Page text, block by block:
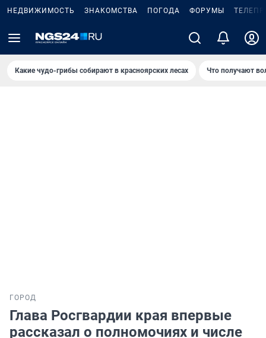
НЕДВИЖИМОСТЬ ЗНАКОМСТВА ПОГОДА ФОРУМЫ
Какие чудо-грибы собирают в красноярских лесах Что получают
ГОРОД
Глава Росгвардии края впервые
рассказал о полномочиях и числе